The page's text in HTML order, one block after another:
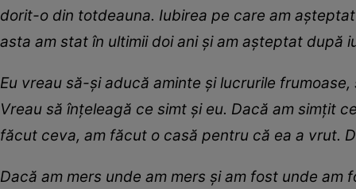
dorit-o din totdeauna. Iubirea pe care am
asta am stat în ultimii doi ani și am așteptat după
Eu vreau să-și aducă aminte și lucrurile
Vreau să înțeleagă ce simt și eu. Dacă am simțit
făcut ceva, am făcut o casă pentru că ea a vrut.
Dacă am mers unde am mers și am fost unde